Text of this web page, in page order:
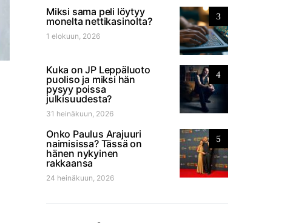
3
Miksi sama peli löytyy
monelta nettikasinolta?
1 elokuun, 2026
4
Kuka on JP Leppäluoto
puoliso ja miksi hän
pysyy poissa
julkisuudesta?
31 heinäkuun, 2026
5
Onko Paulus Arajuuri
naimisissa? Tässä on
hänen nykyinen
rakkaansa
24 heinäkuun, 2026